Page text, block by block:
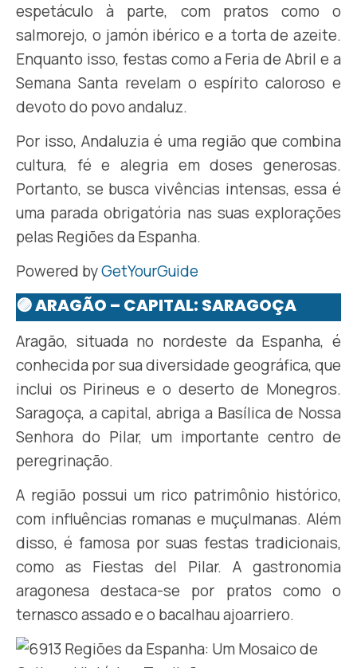
espetáculo à parte, com pratos como o
salmorejo, o jamón ibérico e a torta de azeite.
Enquanto isso, festas como a Feria de Abril e a
Semana Santa revelam o espírito caloroso e
devoto do povo andaluz.
Por isso, Andaluzia é uma região que combina
cultura, fé e alegria em doses generosas.
Portanto, se busca vivências intensas, essa é
uma parada obrigatória nas suas explorações
pelas Regiões da Espanha.
Powered byGetYourGuide
🟣 ARAGÃO – CAPITAL: SARAGOÇA
Aragão, situada no nordeste da Espanha, é
conhecida por sua diversidade geográfica, que
inclui os Pirineus e o deserto de Monegros.
Saragoça, a capital, abriga a Basílica de Nossa
Senhora do Pilar, um importante centro de
peregrinação.
A região possui um rico patrimônio histórico,
com influências romanas e muçulmanas. Além
disso, é famosa por suas festas tradicionais,
como as Fiestas del Pilar. A gastronomia
aragonesa destaca-se por pratos como o
ternasco assado e o bacalhau ajoarriero.